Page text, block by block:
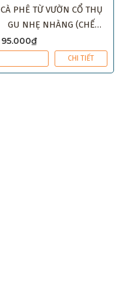
CÀ PHÊ TỪ VƯỜN CỔ THỤ
GU NHẸ NHÀNG (CHẾ
PHIN/MÁY)
95.000₫
CHI TIẾT